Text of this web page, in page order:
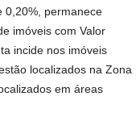
0,20%, permanece
imóveis com Valor
incide nos imóveis
localizados na Zona
em áreas